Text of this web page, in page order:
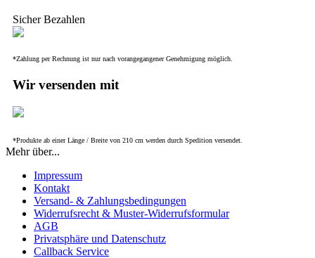
Sicher Bezahlen
*Zahlung per Rechnung ist nur nach vorangegangener Genehmigung möglich.
Wir versenden mit
*Produkte ab einer Länge / Breite von 210 cm werden durch Spedition versendet.
Mehr über...
Impressum
Kontakt
Versand- & Zahlungsbedingungen
Widerrufsrecht & Muster-Widerrufsformular
AGB
Privatsphäre und Datenschutz
Callback Service